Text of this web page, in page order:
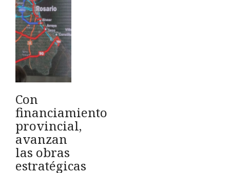
Con
financiamiento
provincial,
avanzan
las obras
estratégicas